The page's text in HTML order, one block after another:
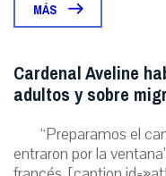
MÁS
Cardenal Aveline
adultos y sobre
“Preparamos el
entraron por la